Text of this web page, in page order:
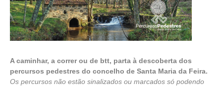
A caminhar, a correr ou de btt, parta à descoberta dos
percursos pedestres do concelho de Santa Maria da Feira.
Os percursos não estão sinalizados ou marcados só podendo